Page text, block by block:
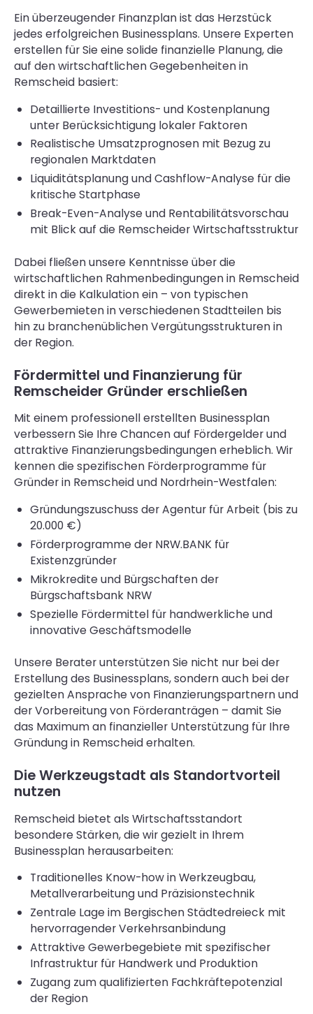
Ein überzeugender Finanzplan ist das Herzstück
jedes erfolgreichen Businessplans. Unsere Experten
erstellen für Sie eine solide finanzielle Planung, die
auf den wirtschaftlichen Gegebenheiten in
Remscheid basiert:
Detaillierte Investitions- und Kostenplanung
unter Berücksichtigung lokaler Faktoren
Realistische Umsatzprognosen mit Bezug zu
regionalen Marktdaten
Liquiditätsplanung und Cashflow-Analyse für die
kritische Startphase
Break-Even-Analyse und Rentabilitätsvorschau
mit Blick auf die Remscheider Wirtschaftsstruktur
Dabei fließen unsere Kenntnisse über die
wirtschaftlichen Rahmenbedingungen in Remscheid
direkt in die Kalkulation ein – von typischen
Gewerbemieten in verschiedenen Stadtteilen bis
hin zu branchenüblichen Vergütungsstrukturen in
der Region.
Fördermittel und Finanzierung für
Remscheider Gründer erschließen
Mit einem professionell erstellten Businessplan
verbessern Sie Ihre Chancen auf Fördergelder und
attraktive Finanzierungsbedingungen erheblich. Wir
kennen die spezifischen Förderprogramme für
Gründer in Remscheid und Nordrhein-Westfalen:
Gründungszuschuss der Agentur für Arbeit (bis zu
20.000 €)
Förderprogramme der NRW.BANK für
Existenzgründer
Mikrokredite und Bürgschaften der
Bürgschaftsbank NRW
Spezielle Fördermittel für handwerkliche und
innovative Geschäftsmodelle
Unsere Berater unterstützen Sie nicht nur bei der
Erstellung des Businessplans, sondern auch bei der
gezielten Ansprache von Finanzierungspartnern und
der Vorbereitung von Förderanträgen – damit Sie
das Maximum an finanzieller Unterstützung für Ihre
Gründung in Remscheid erhalten.
Die Werkzeugstadt als Standortvorteil
nutzen
Remscheid bietet als Wirtschaftsstandort
besondere Stärken, die wir gezielt in Ihrem
Businessplan herausarbeiten:
Traditionelles Know-how in Werkzeugbau,
Metallverarbeitung und Präzisionstechnik
Zentrale Lage im Bergischen Städtedreieck mit
hervorragender Verkehrsanbindung
Attraktive Gewerbegebiete mit spezifischer
Infrastruktur für Handwerk und Produktion
Zugang zum qualifizierten Fachkräftepotenzial
der Region